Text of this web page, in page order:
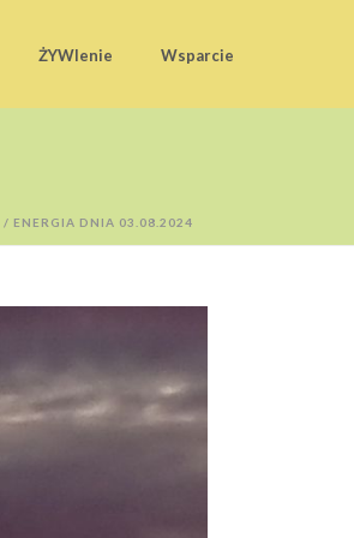
ŻYWIenie Wsparcie
/ ENERGIA DNIA 03.08.2024